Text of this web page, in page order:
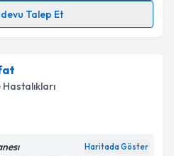
Talep Et
e-posta ile bilgilendireceğiz.
Hastalıkları
Haritada Göster